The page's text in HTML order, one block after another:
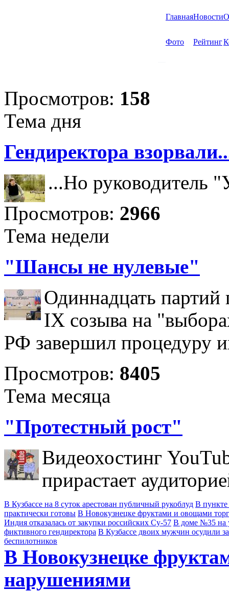
ГлавнаяНовости
Фото Рейтинг
Просмотров: 158
Тема дня
Гендиректора
...Но руководитель
Просмотров: 2966
Тема недели
"Шансы не нулевые"
Одиннадцать партий
IX созыва на
РФ завершил процедуру
Просмотров: 8405
Тема месяца
"Протестный рост"
Видеохостинг
прирастает
В Кузбассе на 8 суток арестован публичный рукоблуд В пункте
практически готовы В Новокузнецке фруктами и овощами
Индия отказалась от закупки российских Су-57 В доме №35 на
фиктивного гендиректора В Кузбассе двоих мужчин осудили
беспилотников
В Новокузнецке
нарушениями